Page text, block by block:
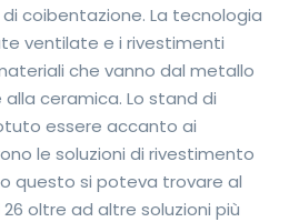
coibentazione. La tecnologia
ventilate e i rivestimenti
che vanno dal metallo
ceramica. Lo stand di
essere accanto ai
le soluzioni di rivestimento
questo si poteva trovare al
oltre ad altre soluzioni più